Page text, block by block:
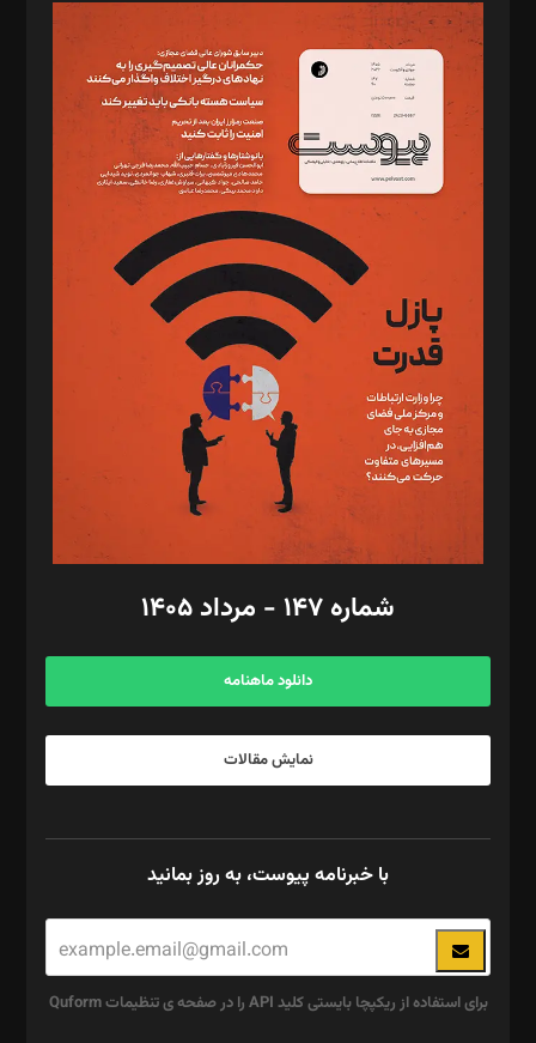
مدیر مسئول: محمدباقر اثنی‌عشری
سردبیر: مهرک محمودی
دبیر تحریریه: میثم قاسمی
د‌بیر ناداستان: سمانه سمیع
د‌بیر خدمت و تجارت: ابوالفضل رجبی
د‌بیر حقوق فناوری: حسام‌الدین ایپکچی
د‌بیر پیوست جهان: مینا پاکدل
د‌بیر تحریریه آنلاین: بابک نقاش
تحریریه‌: مجتبی محمود‌ی، آرش برهمند، یسنا امان‌پور، سروش کرمیان،
مصطفی مسجدی آرانی، ابوالفضل رجبی، زهرا فکرانه، فائزه فتحی
رستمی،مصطفی باستان
ویرایش: نگار استاد‌‌آقا
طراح یونیفرم: مجید توکلی
فیلمبرداری و عکاسی: امیر شفیعی، مانی لطفی زاده
گرافیک و صفحه‌آرایی: سید‌سبحان‌علی ثابت
مد‌یر توسعه تجاری: کامبیز برید‌
امور مالی: شاپور رهبری، محمد‌ کاظمی‌نیا
آگهی و مشترکین: ۰۹۱۹۹۹۹۰۴۵۴
شماره ۱۴۷ - مرداد ۱۴۰۵
دانلود ماهنامه
نمایش مقالات
با خبرنامه پیوست، به روز بمانید
برای استفاده از ریکپچا بایستی کلید API را در صفحه ی تنظیمات Quform